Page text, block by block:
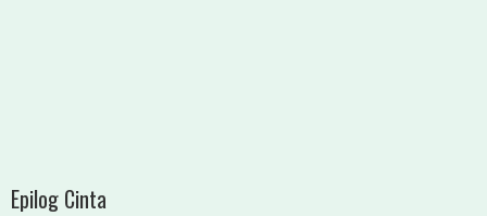
Epilog Cinta